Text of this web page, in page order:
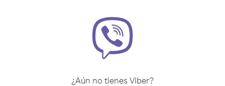
¿Aún no tienes Viber?